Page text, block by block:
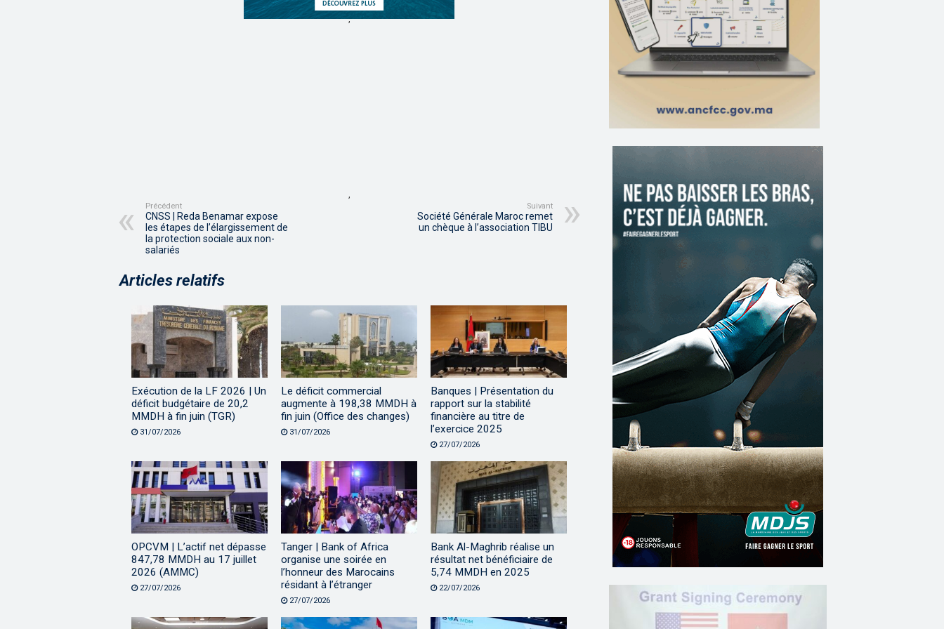
,
Précédent
CNSS | Reda Benamar expose
les étapes de l’élargissement de
la protection sociale aux non-
salariés
Suivant
Société Générale Maroc remet
un chèque à l’association TIBU
Articles relatifs
Exécution de la LF 2026 | Un
déficit budgétaire de 20,2
MMDH à fin juin (TGR)
31/07/2026
Le déficit commercial
augmente à 198,38 MMDH à
fin juin (Office des changes)
31/07/2026
Banques | Présentation du
rapport sur la stabilité
financière au titre de
l’exercice 2025
27/07/2026
OPCVM | L’actif net dépasse
847,78 MMDH au 17 juillet
2026 (AMMC)
27/07/2026
Tanger | Bank of Africa
organise une soirée en
l’honneur des Marocains
résidant à l’étranger
27/07/2026
Bank Al-Maghrib réalise un
résultat net bénéficiaire de
5,74 MMDH en 2025
22/07/2026